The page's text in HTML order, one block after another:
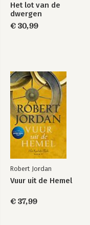
Het lot van de
dwergen
€ 30,99
Robert Jordan
Vuur uit de Hemel
€ 37,99